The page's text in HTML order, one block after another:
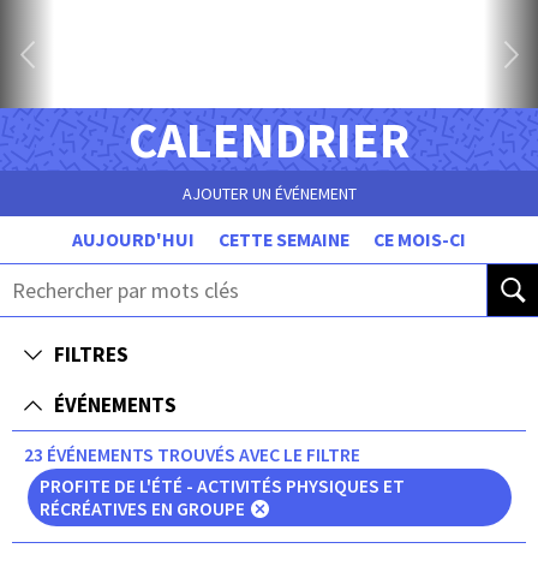
CALENDRIER
AJOUTER UN ÉVÉNEMENT
AUJOURD'HUI CETTE SEMAINE CE MOIS-CI
FILTRES
ÉVÉNEMENTS
23 ÉVÉNEMENTS TROUVÉS AVEC LE FILTRE
PROFITE DE L'ÉTÉ - ACTIVITÉS PHYSIQUES ET
RÉCRÉATIVES EN GROUPE